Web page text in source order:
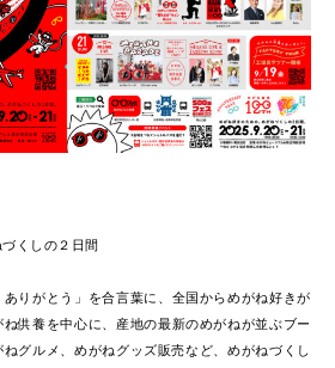
くしの２日間
りがとう」を合言葉に、全国からめがね好きが
供養を中心に、産地の最新のめがねが並ぶブー
グルメ、めがねグッズ販売など、めがねづくし